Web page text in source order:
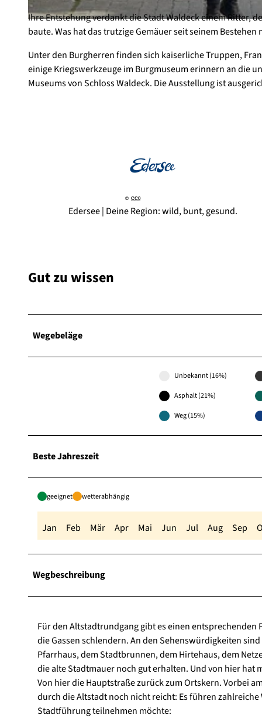
© Leonie Mimpen-Becker, Edersee | Deine Region: wild, bunt, gesund. |
Ihre Entstehung verdankt die Stadt Waldeck einem Ritter,
baute. Was hat das trutzige Gemäuer seit seinem Bestehen
Unter den Burgherren finden sich kaiserliche Truppen,
einige Kriegswerkzeuge im Burgmuseum erinnern an die
Museums von Schloss Waldeck. Die Ausstellung ist
© CC0
Edersee | Deine Region: wild, bunt, gesund.
Gut zu wissen
Wegebeläge
Unbekannt (16%)
Asphalt (21%)
Weg (15%)
Beste Jahreszeit
geeignet wetterabhängig
Jan Feb Mär Apr Mai Jun Jul Aug Sep
Wegbeschreibung
Für den Altstadtrundgang gibt es einen
die Gassen schlendern. An den Sehenswürdigkeiten
Pfarrhaus, dem Stadtbrunnen, dem Hirtehaus, dem
die alte Stadtmauer noch gut erhalten. Und von hier hat
Von hier die Hauptstraße zurück zum Ortskern. Vorbei
durch die Altstadt noch nicht reicht: Es führen
Stadtführung teilnehmen möchte: